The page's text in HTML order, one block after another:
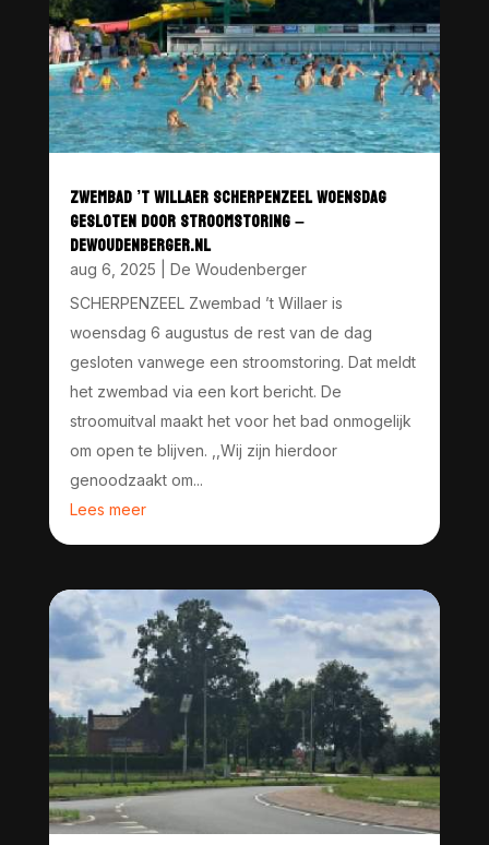
ZWEMBAD ’T WILLAER SCHERPENZEEL WOENSDAG
GESLOTEN DOOR STROOMSTORING –
DEWOUDENBERGER.NL
aug 6, 2025
De Woudenberger
SCHERPENZEEL Zwembad ’t Willaer is
woensdag 6 augustus de rest van de dag
gesloten vanwege een stroomstoring. Dat meldt
het zwembad via een kort bericht. De
stroomuitval maakt het voor het bad onmogelijk
om open te blijven. ,,Wij zijn hierdoor
genoodzaakt om...
Lees meer